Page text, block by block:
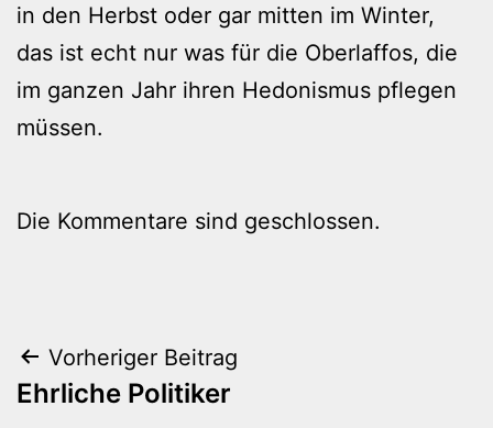
in den Herbst oder gar mitten im Winter,
das ist echt nur was für die Oberlaffos, die
im ganzen Jahr ihren Hedonismus pflegen
müssen.
Die Kommentare sind geschlossen.
Beitragsnavigation
Vorheriger Beitrag
Ehrliche Politiker